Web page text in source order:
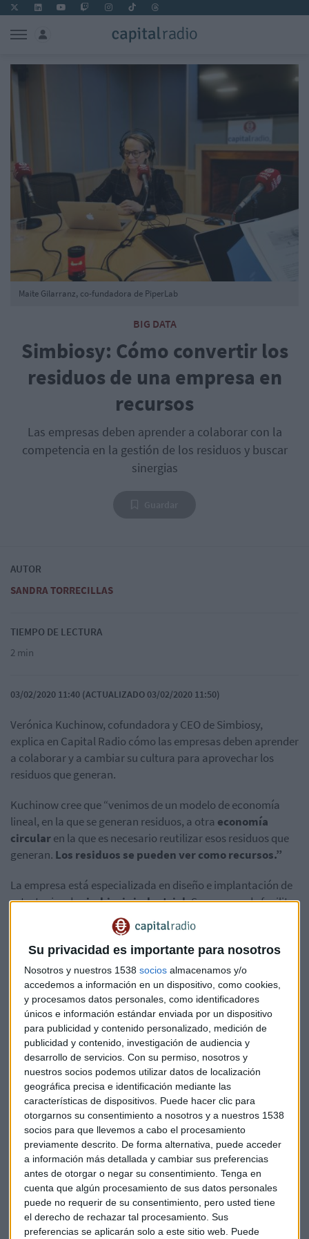
Su privacidad es importante para nosotros
Nosotros y nuestros 1538 socios almacenamos y/o
accedemos a información en un dispositivo, como cookies,
y procesamos datos personales, como identificadores
únicos e información estándar enviada por un dispositivo
para publicidad y contenido personalizado, medición de
publicidad y contenido, investigación de audiencia y
desarrollo de servicios. Con su permiso, nosotros y
nuestros socios podemos utilizar datos de localización
geográfica precisa e identificación mediante las
características de dispositivos. Puede hacer clic para
otorgarnos su consentimiento a nosotros y a nuestros 1538
socios para que llevemos a cabo el procesamiento
previamente descrito. De forma alternativa, puede acceder
a información más detallada y cambiar sus preferencias
antes de otorgar o negar su consentimiento. Tenga en
cuenta que algún procesamiento de sus datos personales
puede no requerir de su consentimiento, pero usted tiene
el derecho de rechazar tal procesamiento. Sus
preferencias se aplicarán solo a este sitio web. Puede
BIG DATA
Simbiosy: Cómo convertir los
residuos de una empresa en
recursos
Las empresas deben aprender a colaborar con la
competencia en la gestión de los residuos y buscar
sinergias
Maite Gilarranz, co-fundadora de PiperLab
AUTOR
SANDRA TORRECILLAS
TIEMPO DE LECTURA
2 min
03/02/2020 11:40 (ACTUALIZADO 03/02/2020 11:50)
Verónica Kuchinow, cofundadora y CEO de Simbiosy,
explica en Capital Radio cómo las empresas deben aprender
a colaborar y a cambiar su cultura para aprovechar los
residuos que generan.
Kuchinow cree que “venimos de un modelo de economía
lineal, en la que se generan residuos, a otra economía
circularen la que es necesario reutilizar esos residuos que
generan. Los residuos se pueden ver como recursos.”
La empresa está especializada en diseño e implantación de
estrategias desimbiosis industrial.Se encarga de facilitar
el desarrollo de sinergias entre empresas y organizaciones
de un territorio para que reduzcan costes y aumenten
beneficios a partir de la compra-venta o la transformación
de los recursos sobrantes.
La consejera delegada de Simbiosy ha expuesto en Capital
Radio cómo identifican las potencialidades de los residuos o
de la energía sobrante. Cómo detectan las empresas para
las que esos recursos sobrantes puedan ser una materia
prima o una energía aprovechable.
Para ello analizan los datos industriales del ecosistema
como, por ejemplo, qué tipo de empresas hay, qué
producen, qué recursos necesitan o de qué recursos
disponen. El objetivo, identificar oportunidades globales a
través de una plataforma de sinergias.
El objetivo final: la eficiencia de los recursos y la mejora de
la competitividad de la industria